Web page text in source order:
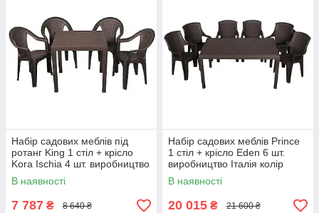
Набір садових меблів під
ротанг King 1 стіл + крісло
Kora Ischia 4 шт. виробництво
Італія колір Коричневий
В наявності
7 787 ₴ 8 640 ₴
Набір садових меблів Prince
1 стіл + крісло Eden 6 шт.
виробництво Італія колір
Коричневий
В наявності
20 015 ₴ 21 600 ₴